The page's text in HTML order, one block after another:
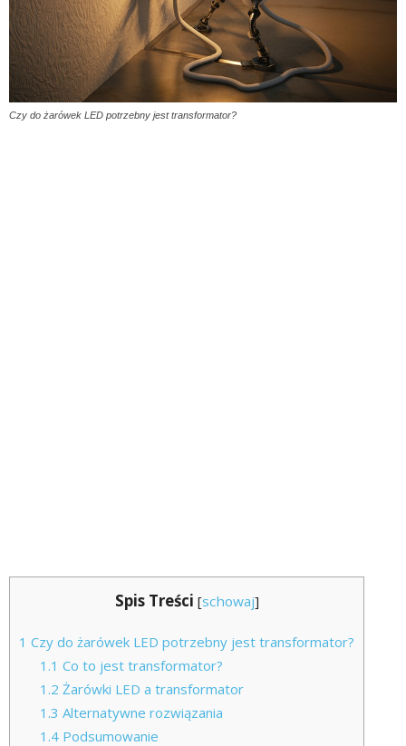
Czy do żarówek LED potrzebny jest transformator?
Spis Treści [schowaj]
1 Czy do żarówek LED potrzebny jest transformator?
1.1 Co to jest transformator?
1.2 Żarówki LED a transformator
1.3 Alternatywne rozwiązania
1.4Podsumowanie